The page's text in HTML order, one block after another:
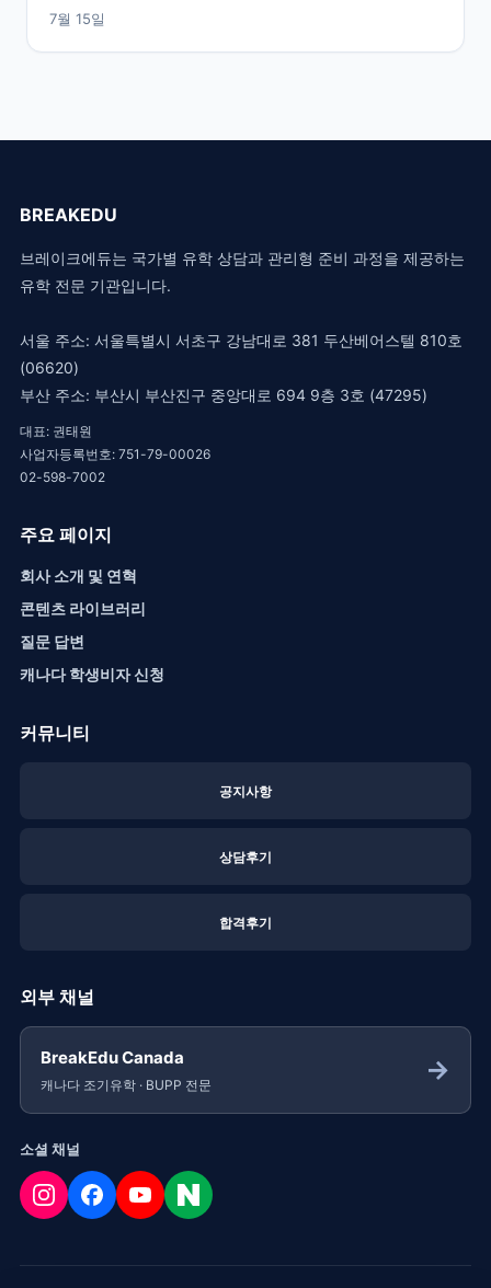
7월 15일
BREAKEDU
브레이크에듀는 국가별 유학 상담과 관리형 준비 과정을 제공하는
유학 전문 기관입니다.
서울 주소: 서울특별시 서초구 강남대로 381 두산베어스텔 810호
(06620)
부산 주소: 부산시 부산진구 중앙대로 694 9층 3호 (47295)
대표: 권태원
사업자등록번호: 751-79-00026
02-598-7002
주요 페이지
회사 소개 및 연혁
콘텐츠 라이브러리
질문 답변
캐나다 학생비자 신청
커뮤니티
공지사항
상담후기
합격후기
외부 채널
BreakEdu Canada
캐나다 조기유학 · BUPP 전문 →
소셜 채널